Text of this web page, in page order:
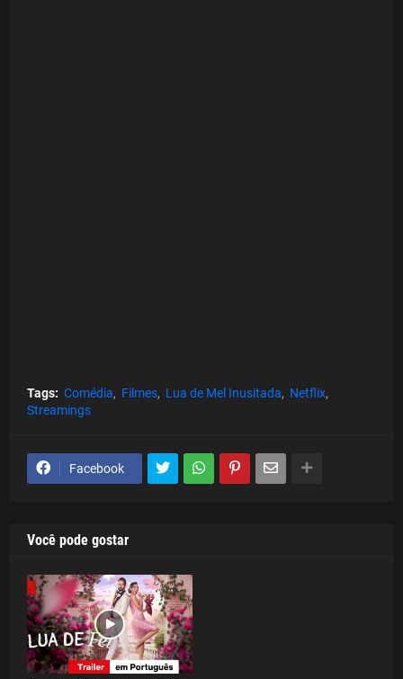
Tags: Comédia Filmes Lua de Mel Inusitada
Netflix
Streamings
Facebook
Você pode gostar